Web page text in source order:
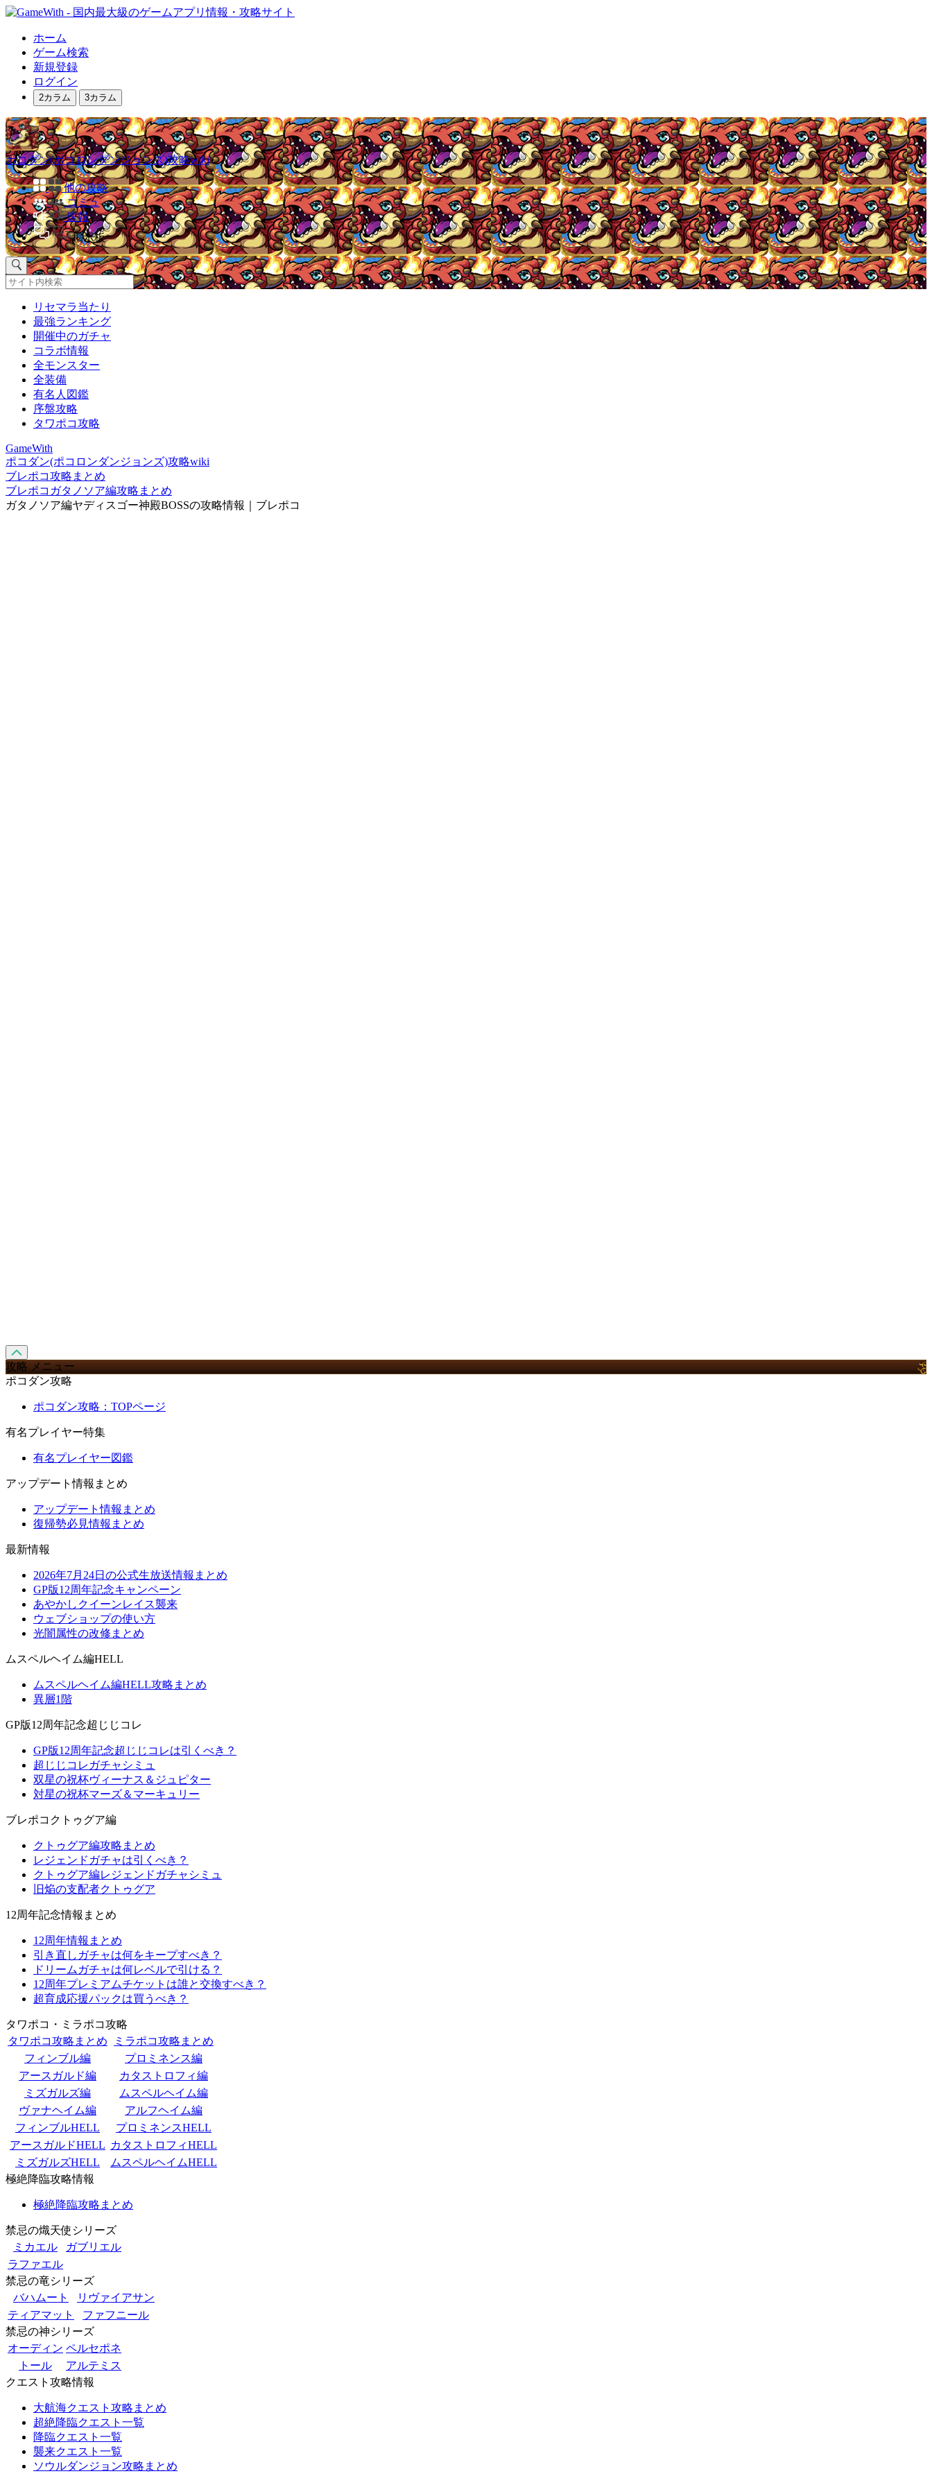
ホーム
ゲーム検索
新規登録
ログイン
2カラム 3カラム
ポコダン(ポコロンダンジョンズ)攻略wiki
他の攻略
コミュ
速報
掲示板
リセマラ当たり
最強ランキング
開催中のガチャ
コラボ情報
全モンスター
全装備
有名人図鑑
序盤攻略
タワポコ攻略
GameWith
ポコダン(ポコロンダンジョンズ)攻略wiki
ブレポコ攻略まとめ
ブレポコガタノソア編攻略まとめ
ガタノソア編ヤディスゴー神殿BOSSの攻略情報｜ブレポコ
攻略 メニュー
ポコダン攻略
ポコダン攻略：TOPページ
有名プレイヤー特集
有名プレイヤー図鑑
アップデート情報まとめ
アップデート情報まとめ
復帰勢必見情報まとめ
最新情報
2026年7月24日の公式生放送情報まとめ
GP版12周年記念キャンペーン
あやかしクイーンレイス襲来
ウェブショップの使い方
光闇属性の改修まとめ
ムスペルヘイム編HELL
ムスペルヘイム編HELL攻略まとめ
異層1階
GP版12周年記念超じじコレ
GP版12周年記念超じじコレは引くべき？
超じじコレガチャシミュ
双星の祝杯ヴィーナス＆ジュピター
対星の祝杯マーズ＆マーキュリー
ブレポコクトゥグア編
クトゥグア編攻略まとめ
レジェンドガチャは引くべき？
クトゥグア編レジェンドガチャシミュ
旧焔の支配者クトゥグア
12周年記念情報まとめ
12周年情報まとめ
引き直しガチャは何をキープすべき？
ドリームガチャは何レベルで引ける？
12周年プレミアムチケットは誰と交換すべき？
超育成応援パックは買うべき？
タワポコ・ミラポコ攻略
タワポコ攻略まとめ
ミラポコ攻略まとめ
フィンブル編
プロミネンス編
アースガルド編
カタストロフィ編
ミズガルズ編
ムスペルヘイム編
ヴァナヘイム編
アルフヘイム編
フィンブルHELL
プロミネンスHELL
アースガルドHELL カタストロフィHELL
ミズガルズHELL
ムスペルヘイムHELL
極絶降臨攻略情報
極絶降臨攻略まとめ
禁忌の熾天使シリーズ
ミカエル
ガブリエル
ラファエル
禁忌の竜シリーズ
バハムート
リヴァイアサン
ティアマット
ファフニール
禁忌の神シリーズ
オーディン ペルセポネ
トール
アルテミス
クエスト攻略情報
大航海クエスト攻略まとめ
超絶降臨クエスト一覧
降臨クエスト一覧
襲来クエスト一覧
ソウルダンジョン攻略まとめ